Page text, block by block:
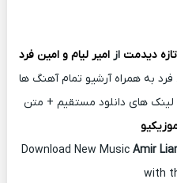
تازه دیدمت از امیر لیام و امین فرد
فرد به همراه آرشیو تمام آهنگ ها
های دانلود مستقیم + متن
Download New Music Amir
with